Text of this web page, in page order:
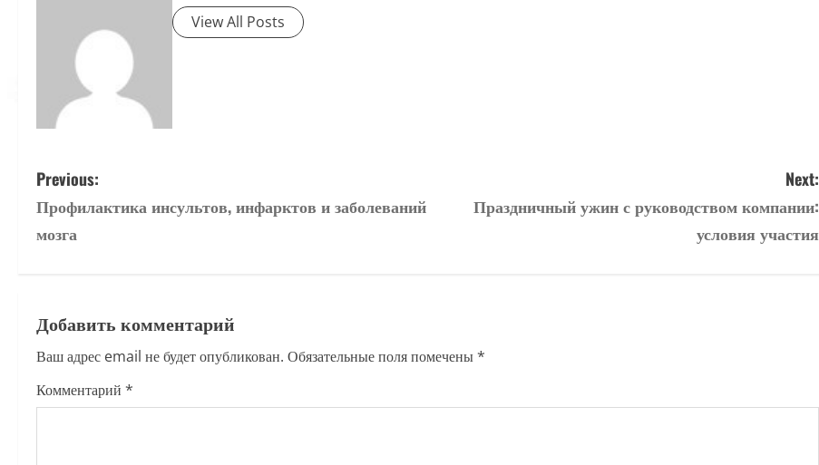
View All Posts
P
o
n
a
v
Previous:
Профилактика инсультов, инфарктов и заболеваний
мозга
Next:
Праздничный ужин с руководством компании:
условия участия
Добавить комментарий
Ваш адрес email не будет опубликован. Обязательные поля помечены*
Комментарий *